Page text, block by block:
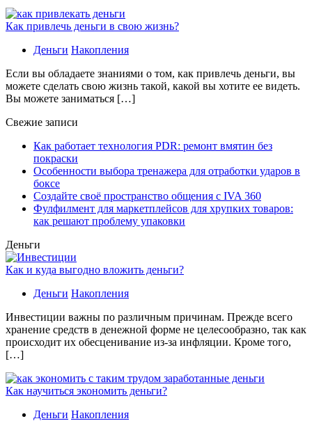
Как привлечь деньги в свою жизнь?
Деньги Накопления
Если вы обладаете знаниями о том, как привлечь деньги, вы
можете сделать свою жизнь такой, какой вы хотите ее видеть.
Вы можете заниматься […]
Свежие записи
Как работает технология PDR: ремонт вмятин без
покраски
Особенности выбора тренажера для отработки ударов в
боксе
Создайте своё пространство общения с IVA 360
Фулфилмент для маркетплейсов для хрупких товаров:
как решают проблему упаковки
Деньги
Как и куда выгодно вложить деньги?
Деньги Накопления
Инвестиции важны по различным причинам. Прежде всего
хранение средств в денежной форме не целесообразно, так как
происходит их обесценивание из-за инфляции. Кроме того,
[…]
Как научиться экономить деньги?
Деньги Накопления